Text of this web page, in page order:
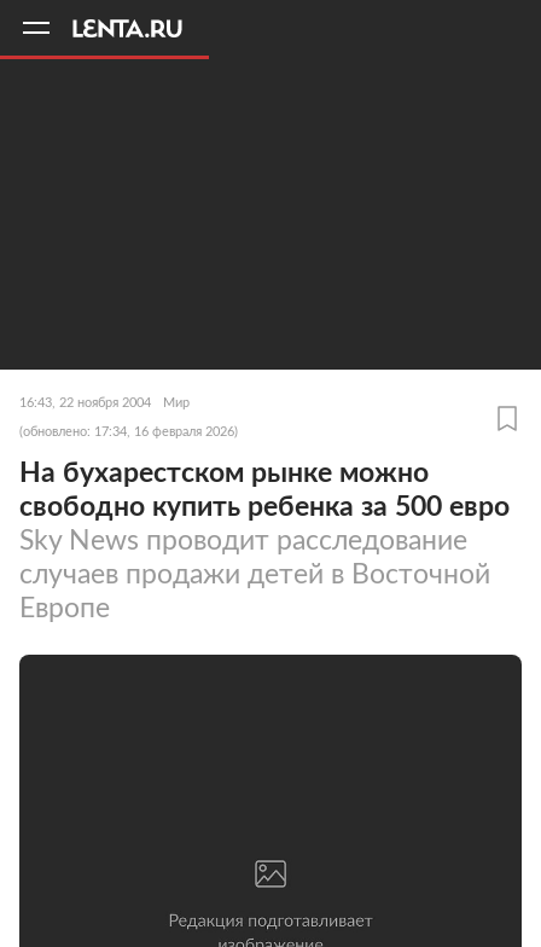
16:43, 22 ноября 2004 Мир
(обновлено: 17:34, 16 февраля 2026)
На бухарестском рынке можно
свободно купить ребенка за 500 евро
Sky News проводит расследование
случаев продажи детей в Восточной
Европе